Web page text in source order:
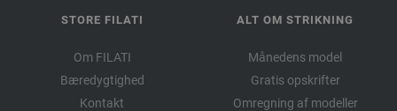
STORE FILATI
Om FILATI
Bæredygtighed
Kontakt
ALT OM STRIKNING
Månedens model
Gratis opskrifter
Omregning af modeller